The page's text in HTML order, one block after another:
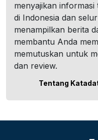
menyajikan
di Indonesia dan
menampilkan berita
membantu Anda
memutuskan untuk
dan review.
Tentang